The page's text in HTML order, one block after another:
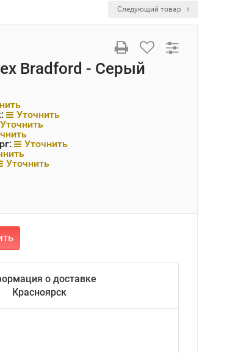
Следующий товар
Bradford - Серый
Уточнить
Уточнить
Уточнить
Уточнить
о доставке
Красноярск